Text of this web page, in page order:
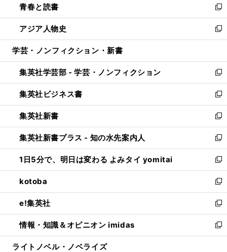
で
開
く
ド
ウ
で
開
ィ
ン
ド
ウ
開
く
い
ウ
ィ
ン
ウ
で
開
く
青春と読書
新
し
い
ウ
ン
ド
ウ
で
開
く
アジア人物史
新
し
ウ
ィ
ン
ド
ウ
で
開
く
学芸・ノンフィクション・新書
集英社学芸部 - 学芸・ノンフィクション
新
し
い
ウ
ィ
ン
ド
ウ
で
開
く
集英社ビジネス書
新
し
い
ウ
ィ
ン
ド
ウ
で
開
く
集英社新書
新
し
い
ウ
ィ
ン
ド
ウ
で
開
く
集英社新書プラス - 知の水先案内人
新
し
い
ウ
ィ
ン
ド
ウ
で
開
1日5分で、明日は変わる よみタイ yomitai
新
し
い
ウ
ィ
ン
ド
ウ
kotoba
新
し
い
ウ
ィ
ン
e!集英社
新
し
い
ウ
情報・知識＆オピニオン imidas
新
し
ライトノベル・ノベライズ